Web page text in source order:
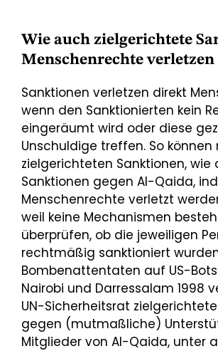
Wie auch zielgerichtete
Menschenrechte verletzen
Sanktionen verletzen direkt
wenn den Sanktionierten kein
eingeräumt wird oder diese
Unschuldige treffen. So können
zielgerichteten Sanktionen, wie
Sanktionen gegen Al-Qaida,
Menschenrechte verletzt
weil keine Mechanismen
überprüfen, ob die jeweiligen
rechtmäßig sanktioniert
Bombenattentaten auf US-
Nairobi und Darressalam 1998
UN-Sicherheitsrat
gegen (mutmaßliche)
Mitglieder von Al-Qaida, unter